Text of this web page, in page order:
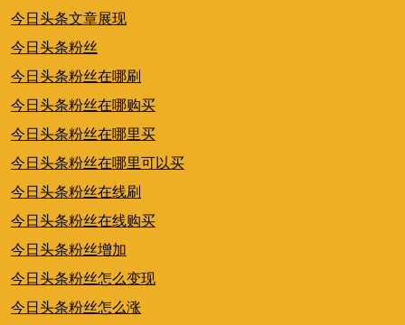
今日头条文章展现
今日头条粉丝
今日头条粉丝在哪刷
今日头条粉丝在哪购买
今日头条粉丝在哪里买
今日头条粉丝在哪里可以买
今日头条粉丝在线刷
今日头条粉丝在线购买
今日头条粉丝增加
今日头条粉丝怎么变现
今日头条粉丝怎么涨